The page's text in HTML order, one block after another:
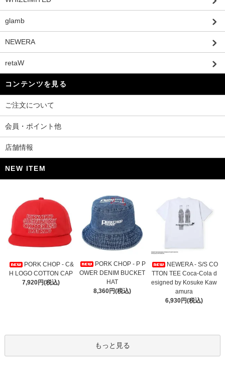
glamb
NEWERA
retaW
コンテンツを見る
ご注文について
会員・ポイント他
店舗情報
NEW ITEM
PORK CHOP - C&
H LOGO COTTON CAP
7,920円(税込)
PORK CHOP - P P
OWER DENIM BUCKET
HAT
8,360円(税込)
NEWERA - S/S CO
TTON TEE Coca-Cola d
esigned by Kosuke Kaw
amura
6,930円(税込)
もっと見る